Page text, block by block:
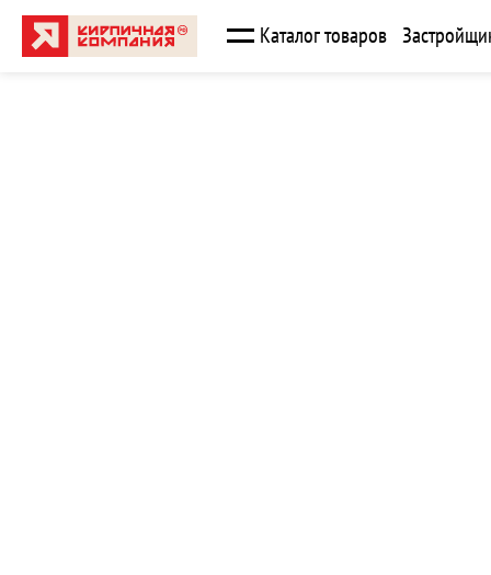
Каталог товаров